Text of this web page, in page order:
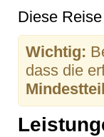
Diese
Wichtig:
dass die